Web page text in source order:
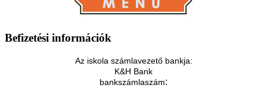
Befizetési információk
Az iskola számlavezető bankja:
K&H Bank
bankszámlaszám: